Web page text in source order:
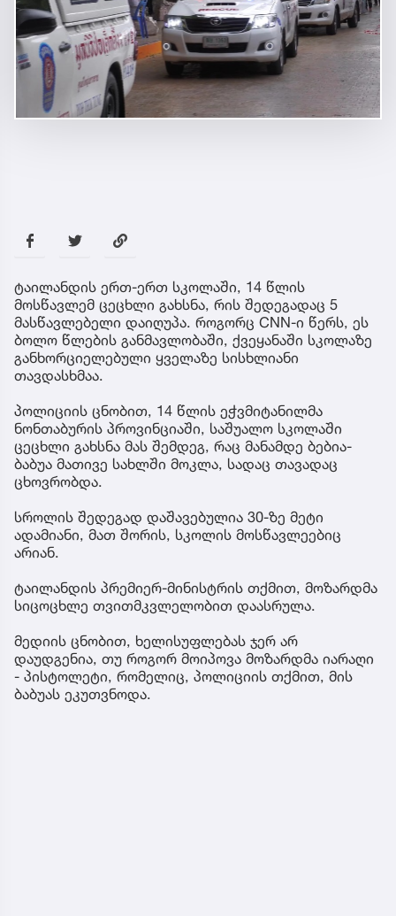
ტაილანდის ერთ-ერთ სკოლაში, 14 წლის
მოსწავლემ ცეცხლი გახსნა, რის შედეგადაც 5
მასწავლებელი დაიღუპა. როგორც CNN-ი წერს, ეს
ბოლო წლების განმავლობაში, ქვეყანაში სკოლაზე
განხორციელებული ყველაზე სისხლიანი
თავდასხმაა.
პოლიციის ცნობით, 14 წლის ეჭვმიტანილმა
ნონთაბურის პროვინციაში, საშუალო სკოლაში
ცეცხლი გახსნა მას შემდეგ, რაც მანამდე ბებია-
ბაბუა მათივე სახლში მოკლა, სადაც თავადაც
ცხოვრობდა.
სროლის შედეგად დაშავებულია 30-ზე მეტი
ადამიანი, მათ შორის, სკოლის მოსწავლეებიც
არიან.
ტაილანდის პრემიერ-მინისტრის თქმით, მოზარდმა
სიცოცხლე თვითმკვლელობით დაასრულა.
მედიის ცნობით, ხელისუფლებას ჯერ არ
დაუდგენია, თუ როგორ მოიპოვა მოზარდმა იარაღი
- პისტოლეტი, რომელიც, პოლიციის თქმით, მის
ბაბუას ეკუთვნოდა.